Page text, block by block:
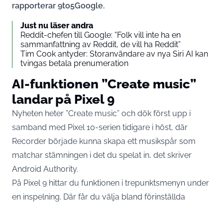
rapporterar 9to5Google.
Just nu läser andra
Reddit-chefen till Google: ”Folk vill inte ha en
sammanfattning av Reddit, de vill ha Reddit”
Tim Cook antyder: Storanvändare av nya Siri AI kan
tvingas betala prenumeration
AI-funktionen ”Create music”
landar på Pixel 9
Nyheten heter ”Create music” och dök först upp i
samband med Pixel 10-serien tidigare i höst, där
Recorder började kunna skapa ett musikspår som
matchar stämningen i det du spelat in, det skriver
Android Authority.
På Pixel 9 hittar du funktionen i trepunktsmenyn under
en inspelning. Där får du välja bland förinställda